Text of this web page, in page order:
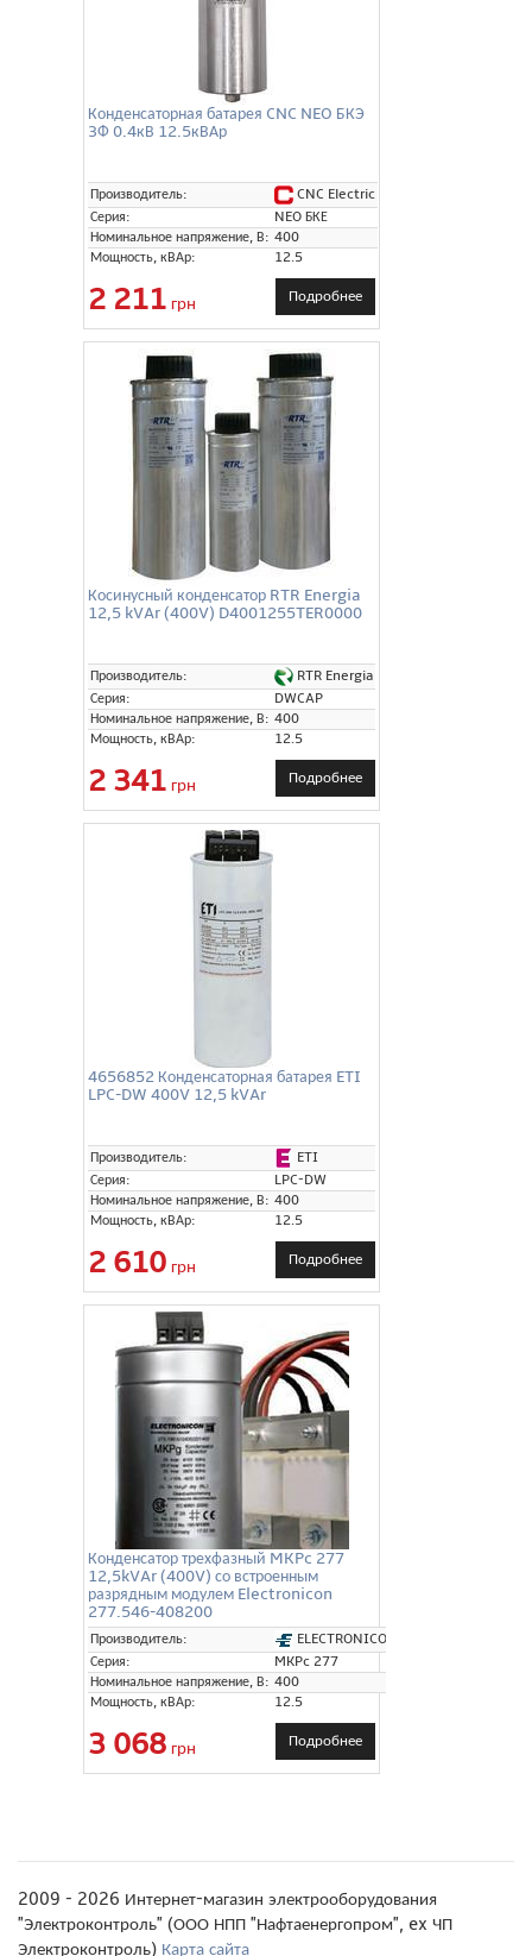
Конденсаторная батарея CNC NEO БКЭ
3Ф 0.4кВ 12.5кВАр
Производитель:
CNC Electric
Серия:
NEO БКЕ
Номинальное напряжение, В: 400
Мощность, кВАр:
12.5
2 211 грн Подробнее
Косинусный конденсатор RTR Energia
12,5 kVAr (400V) D4001255TER0000
Производитель:
RTR Energia
Серия:
DWCAP
Номинальное напряжение, В: 400
Мощность, кВАр:
12.5
2 341 грн Подробнее
4656852 Конденсаторная батарея ETI
LPC-DW 400V 12,5 kVAr
Производитель:
ETI
Серия:
LPC-DW
Номинальное напряжение, В: 400
Мощность, кВАр:
12.5
2 610 грн Подробнее
Конденсатор трехфазный MKPc 277
12,5kVAr (400V) со встроенным
разрядным модулем Electronicon
277.546-408200
Производитель:
ELECTRONICON
Серия:
MKPc 277
Номинальное напряжение, В: 400
Мощность, кВАр:
12.5
3 068 грн Подробнее
2009 - 2026 Интернет-магазин электрооборудования
"Электроконтроль" (ООО НПП "Нафтаенергопром", ex ЧП
Электроконтроль) Карта сайта